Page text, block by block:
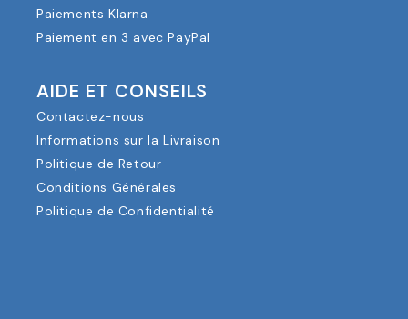
Paiements Klarna
Paiement en 3 avec PayPal
AIDE ET CONSEILS
Contactez-nous
Informations sur la Livraison
Politique de Retour
Conditions Générales
Politique de Confidentialité